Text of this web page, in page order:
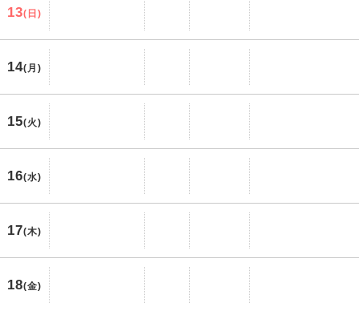
13(日)
14(月)
15(火)
16(水)
17(木)
18(金)